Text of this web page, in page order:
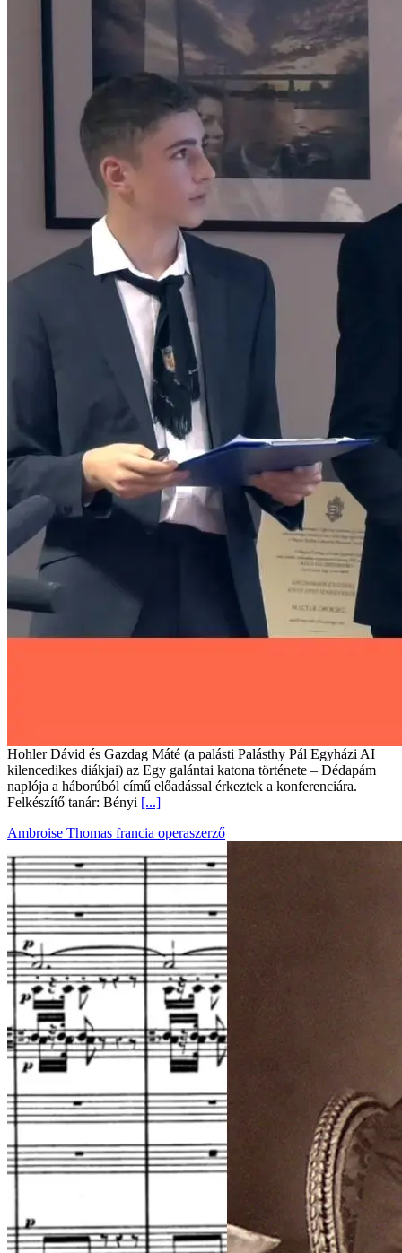
Hohler Dávid és Gazdag Máté (a palásti Palásthy Pál Egyházi AI
kilencedikes diákjai) az Egy galántai katona története – Dédapám
naplója a háborúból című előadással érkeztek a konferenciára.
Felkészítő tanár: Bényi [...]
Ambroise Thomas francia operaszerző